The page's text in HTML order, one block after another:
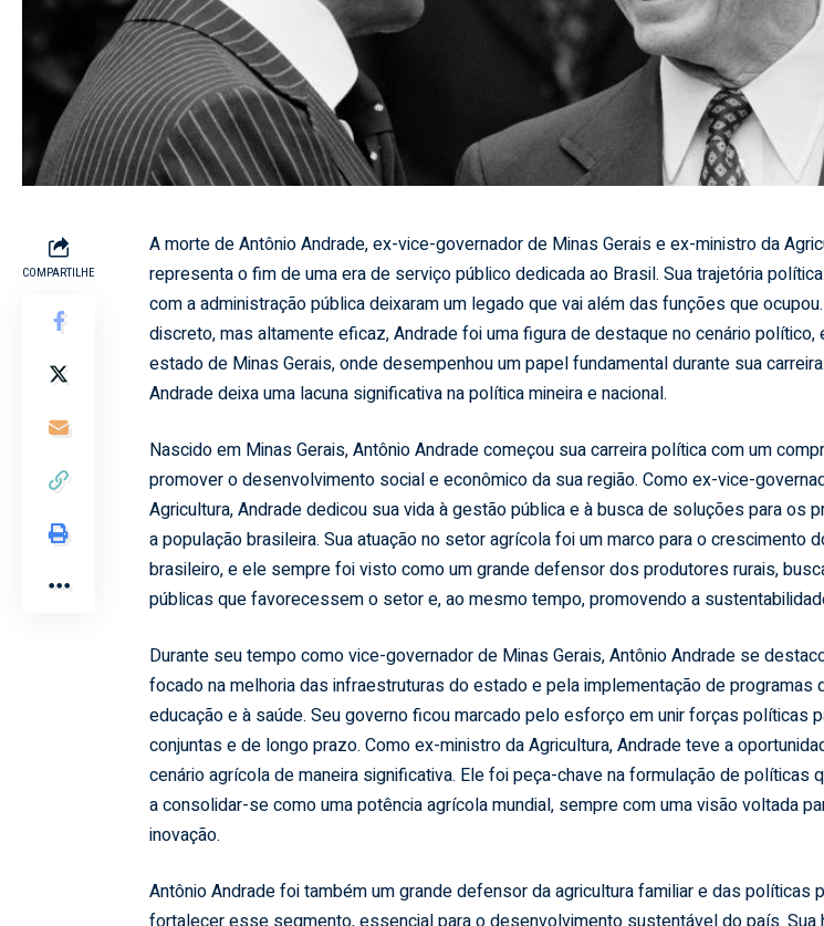
COMPARTILHE
A morte de Antônio Andrade, ex-vice-governador de Minas Gerais e ex-ministro da
representa o fim de uma era de serviço público dedicada ao Brasil. Sua trajetória
com a administração pública deixaram um legado que vai além das funções que
discreto, mas altamente eficaz, Andrade foi uma figura de destaque no cenário político,
estado de Minas Gerais, onde desempenhou um papel fundamental durante sua
Andrade deixa uma lacuna significativa na política mineira e nacional.
Nascido em Minas Gerais, Antônio Andrade começou sua carreira política com um
promover o desenvolvimento social e econômico da sua região. Como ex-vice-
Agricultura, Andrade dedicou sua vida à gestão pública e à busca de soluções para os
a população brasileira. Sua atuação no setor agrícola foi um marco para o crescimento
brasileiro, e ele sempre foi visto como um grande defensor dos produtores rurais,
públicas que favorecessem o setor e, ao mesmo tempo, promovendo a
Durante seu tempo como vice-governador de Minas Gerais, Antônio Andrade se
focado na melhoria das infraestruturas do estado e pela implementação de programas
educação e à saúde. Seu governo ficou marcado pelo esforço em unir forças políticas
conjuntas e de longo prazo. Como ex-ministro da Agricultura, Andrade teve a
cenário agrícola de maneira significativa. Ele foi peça-chave na formulação de políticas
a consolidar-se como uma potência agrícola mundial, sempre com uma visão voltada
inovação.
Antônio Andrade foi também um grande defensor da agricultura familiar e das políticas